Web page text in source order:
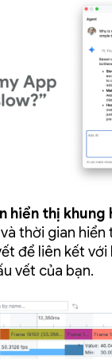
hiển thị khung
thời gian hiển
để liên kết
vết của bạn.